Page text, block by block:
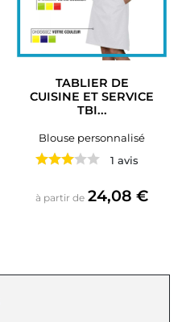
TABLIER DE
CUISINE ET SERVICE
TBI...
Blouse personnalisé
1 avis
à partir de Prix
24,08 €